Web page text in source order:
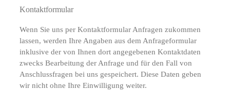
Kontaktformular
Wenn Sie uns per Kontaktformular Anfragen zukommen
lassen, werden Ihre Angaben aus dem Anfrageformular
inklusive der von Ihnen dort angegebenen Kontaktdaten
zwecks Bearbeitung der Anfrage und für den Fall von
Anschlussfragen bei uns gespeichert. Diese Daten geben
wir nicht ohne Ihre Einwilligung weiter.